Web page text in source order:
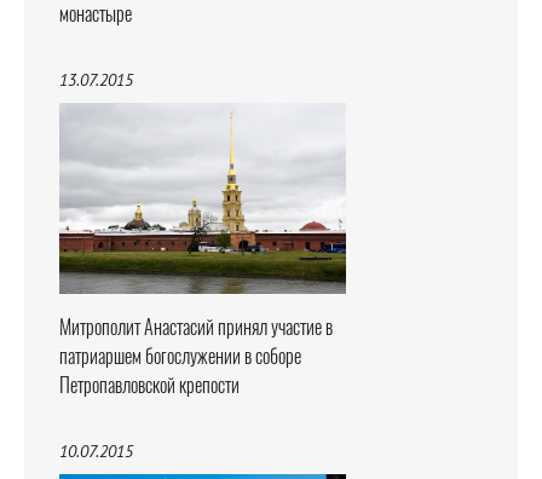
монастыре
13.07.2015
Митрополит Анастасий принял участие в
патриаршем богослужении в соборе
Петропавловской крепости
10.07.2015